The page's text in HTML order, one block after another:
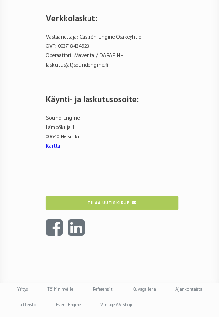
Verkkolaskut:
Vastaanottaja: Castrén Engine Osakeyhtiö
OVT: 003718434923
Operaattori: Maventa / DABAFIHH
laskutus(at)soundengine.fi
Käynti- ja laskutusosoite:
Sound Engine
Lämpökuja 1
00640 Helsinki
Kartta
TILAA UUTISKIRJE
Yritys Töihin meille Referenssit Kuvagalleria Ajankohtaista
Laitteisto Event Engine Vintage AV Shop